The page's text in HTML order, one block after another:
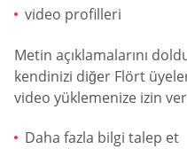
video profilleri
Metin açıklamalarını
kendinizi diğer Flört
video yüklemenize izin
Daha fazla bilgi talep et